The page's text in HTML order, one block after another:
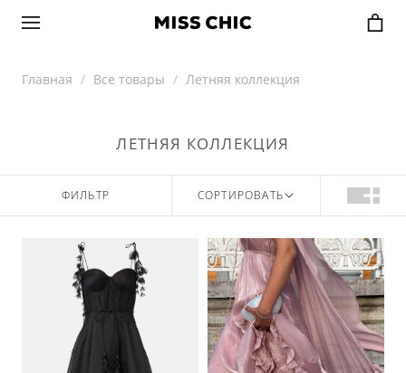
Главная Все товары Летняя коллекция
ЛЕТНЯЯ КОЛЛЕКЦИЯ
СОРТИРОВАТЬ
ФИЛЬТР